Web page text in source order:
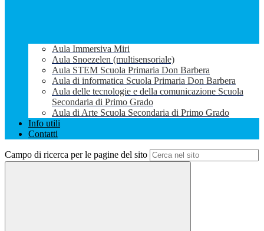
Aula Immersiva Miri
Aula Snoezelen (multisensoriale)
Aula STEM Scuola Primaria Don Barbera
Aula di informatica Scuola Primaria Don Barbera
Aula delle tecnologie e della comunicazione Scuola
Secondaria di Primo Grado
Aula di Arte Scuola Secondaria di Primo Grado
Info utili
Contatti
Campo di ricerca per le pagine del sito